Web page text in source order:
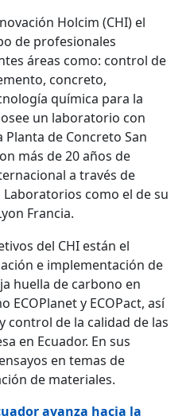
Holcim (CHI) el
de profesionales
áreas como: control de
concreto,
química para la
un laboratorio con
de Concreto San
más de 20 años de
a través de
como el de su
Francia.
del CHI están el
e implementación de
huella de carbono en
ECOPlanet y ECOPact, así
control de la calidad de las
en Ecuador. En sus
en temas de
de materiales.
avanza hacia la